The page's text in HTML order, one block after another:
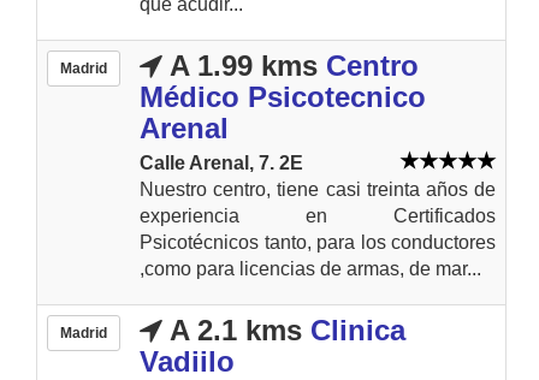
Madrid A 1.99 kms Centro
Médico Psicotecnico
Arenal
Calle Arenal, 7. 2E
Nuestro centro, tiene casi treinta años de
experiencia en Certificados
Psicotécnicos tanto, para los conductores
,como para licencias de armas, de mar...
Madrid A 2.1 kms Clinica
Vadiilo